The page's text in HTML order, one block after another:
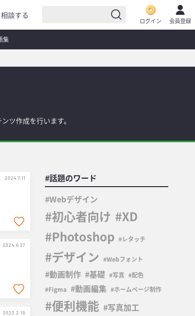
談する
ログイン 会員登録
集
ツ作成を行います。
2024.7.11
2024.6.27
2023.2.19
#話題のワード
Webデザイン
初心者向け
XD
Photoshop
レタッチ
デザイン Webフォント
動画制作 基礎 写真
配色
Figma
動画編集 ホームページ制作
便利機能 写真加工